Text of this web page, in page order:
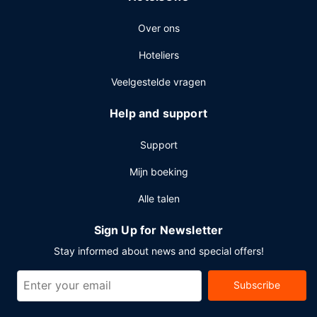
je een evenement in Montréal? Kies voor dit hotel met 279
conferentieruimte en vergaderruimtes.
Over ons
Hoteliers
Veelgestelde vragen
Help and support
Support
Mijn boeking
Alle talen
Sign Up for Newsletter
Stay informed about news and special offers!
Subscribe